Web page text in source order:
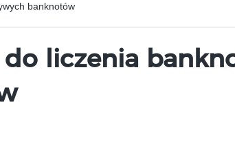
banknotów
liczenia